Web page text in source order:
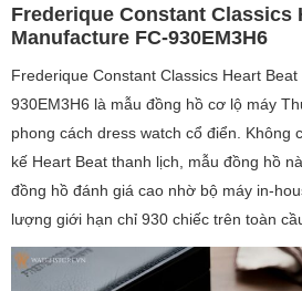
Frederique Constant Classics
Manufacture FC-930EM3H6
Frederique Constant Classics Heart
930EM3H6 là mẫu đồng hồ cơ lộ máy
phong cách dress watch cổ điển. Không
kế Heart Beat thanh lịch, mẫu đồng hồ
đồng hồ đánh giá cao nhờ bộ máy in-
lượng giới hạn chỉ 930 chiếc trên toàn